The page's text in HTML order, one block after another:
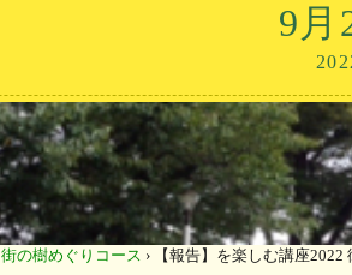
9月
街の樹めぐりコース › 【報告】を楽しむ講座2022